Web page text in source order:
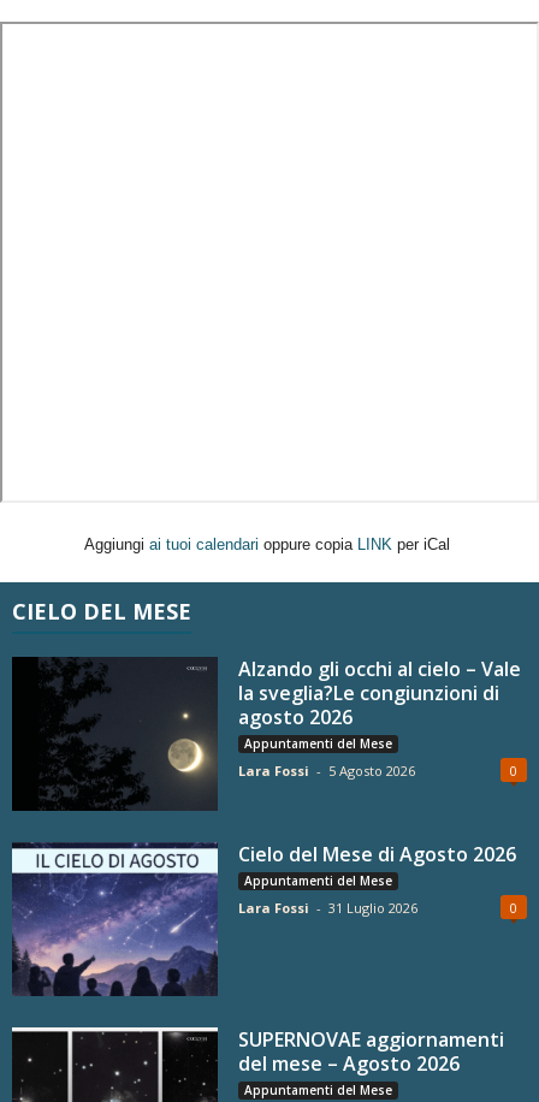
Aggiungi ai tuoi calendari oppure copia LINK per iCal
CIELO DEL MESE
Alzando gli occhi al cielo – Vale
la sveglia?Le congiunzioni di
agosto 2026
Appuntamenti del Mese
Lara Fossi - 5 Agosto 2026 0
Cielo del Mese di Agosto 2026
Appuntamenti del Mese
Lara Fossi - 31 Luglio 2026 0
SUPERNOVAE aggiornamenti
del mese – Agosto 2026
Appuntamenti del Mese